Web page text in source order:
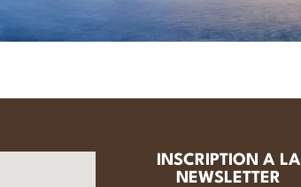
INSCRIPTION A LA
NEWSLETTER